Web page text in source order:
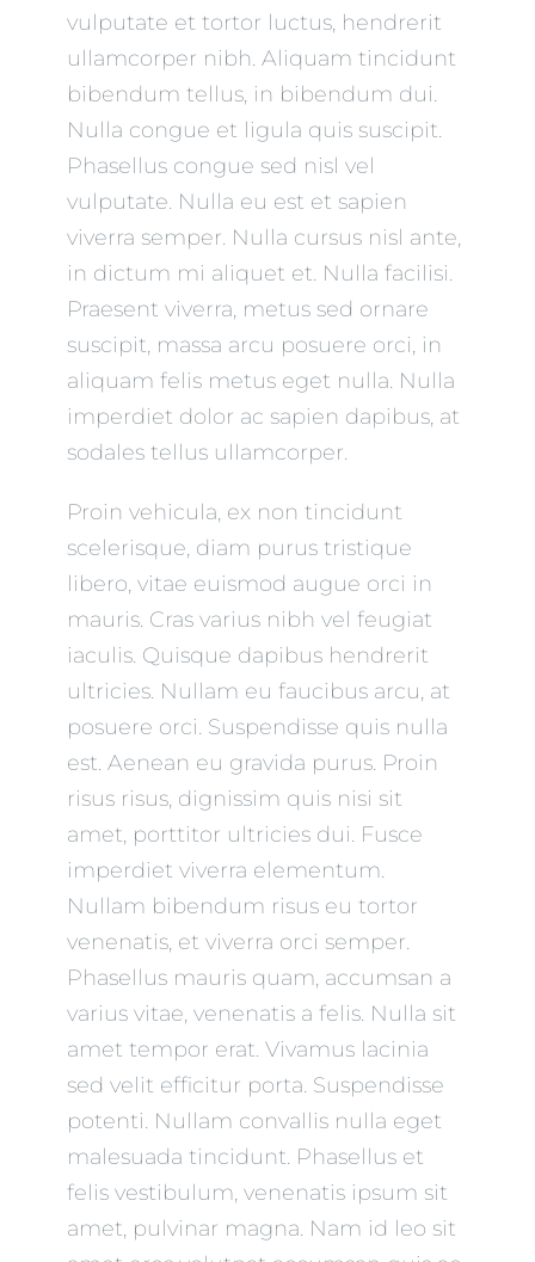
vulputate et tortor luctus, hendrerit
ullamcorper nibh. Aliquam tincidunt
bibendum tellus, in bibendum dui.
Nulla congue et ligula quis suscipit.
Phasellus congue sed nisl vel
vulputate. Nulla eu est et sapien
viverra semper. Nulla cursus nisl ante,
in dictum mi aliquet et. Nulla facilisi.
Praesent viverra, metus sed ornare
suscipit, massa arcu posuere orci, in
aliquam felis metus eget nulla. Nulla
imperdiet dolor ac sapien dapibus, at
sodales tellus ullamcorper.
Proin vehicula, ex non tincidunt
scelerisque, diam purus tristique
libero, vitae euismod augue orci in
mauris. Cras varius nibh vel feugiat
iaculis. Quisque dapibus hendrerit
ultricies. Nullam eu faucibus arcu, at
posuere orci. Suspendisse quis nulla
est. Aenean eu gravida purus. Proin
risus risus, dignissim quis nisi sit
amet, porttitor ultricies dui. Fusce
imperdiet viverra elementum.
Nullam bibendum risus eu tortor
venenatis, et viverra orci semper.
Phasellus mauris quam, accumsan a
varius vitae, venenatis a felis. Nulla sit
amet tempor erat. Vivamus lacinia
sed velit efficitur porta. Suspendisse
potenti. Nullam convallis nulla eget
malesuada tincidunt. Phasellus et
felis vestibulum, venenatis ipsum sit
amet, pulvinar magna. Nam id leo sit